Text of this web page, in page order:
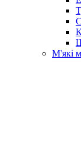
М'які